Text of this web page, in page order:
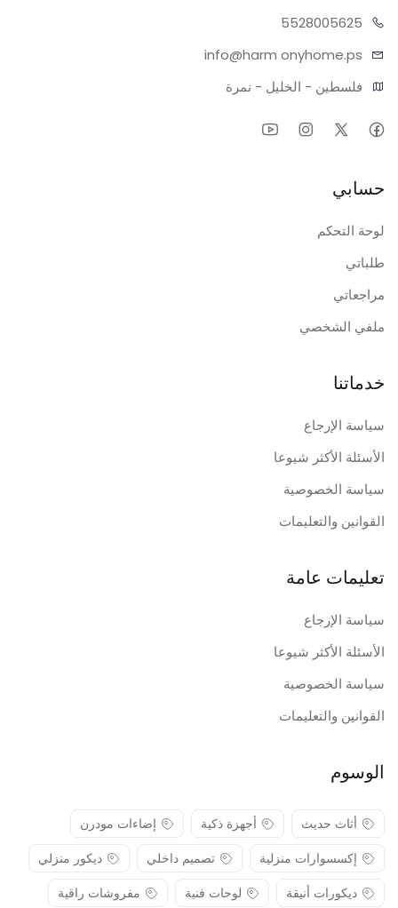
05625
55280
info@harm onyhome.ps
فلسطين - الخليل - نمرة
حسابي
لوحة التحكم
طلباتي
مراجعاتي
ملفي الشخصي
خدماتنا
سياسة الإرجاع
الأسئلة الأكثر شيوعا
سياسة الخصوصية
القوانين والتعليمات
تعليمات عامة
سياسة الإرجاع
الأسئلة الأكثر شيوعا
سياسة الخصوصية
القوانين والتعليمات
الوسوم
أثاث حديث أجهزة ذكية
إضاءات مودرن
إكسسوارات منزلية
تصميم داخلي
ديكور منزلي
ديكورات أنيقة
لوحات فنية مفروشات راقية